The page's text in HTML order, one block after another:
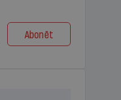
Abonēt